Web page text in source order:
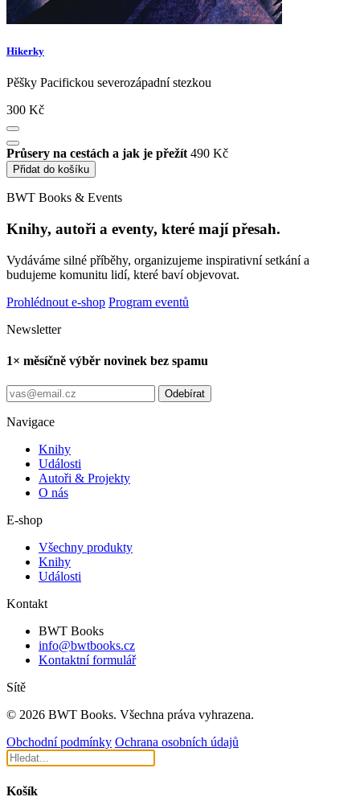
Hikerky
Pěšky Pacifickou severozápadní stezkou
300 Kč
Průsery na cestách a jak je přežít 490 Kč
Přidat do košíku
BWT Books & Events
Knihy, autoři a eventy, které mají přesah.
Vydáváme silné příběhy, organizujeme inspirativní setkání a
budujeme komunitu lidí, které baví objevovat.
Prohlédnout e-shop Program eventů
Newsletter
1× měsíčně výběr novinek bez spamu
Odebírat
Navigace
Knihy
Události
Autoři & Projekty
O nás
E-shop
Všechny produkty
Knihy
Události
Kontakt
BWT Books
info@bwtbooks.cz
Kontaktní formulář
Sítě
© 2026 BWT Books. Všechna práva vyhrazena.
Obchodní podmínky Ochrana osobních údajů
Košík